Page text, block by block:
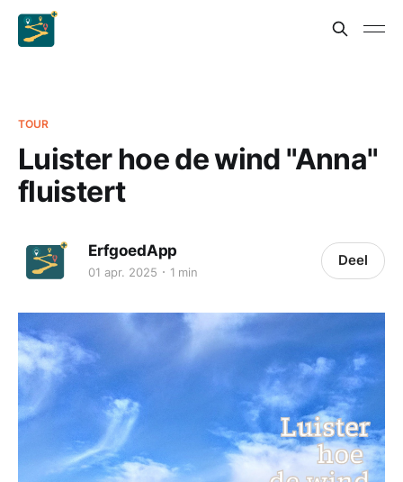
TOUR
Luister hoe de wind "Anna"
fluistert
ErfgoedApp
01 apr. 2025 1 min
Deel